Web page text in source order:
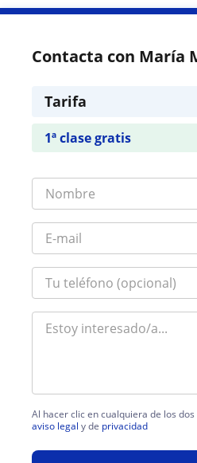
Contacta con María
Tarifa
1ª clase gratis
Al hacer clic en cualquiera de los
aviso legal y de privacidad